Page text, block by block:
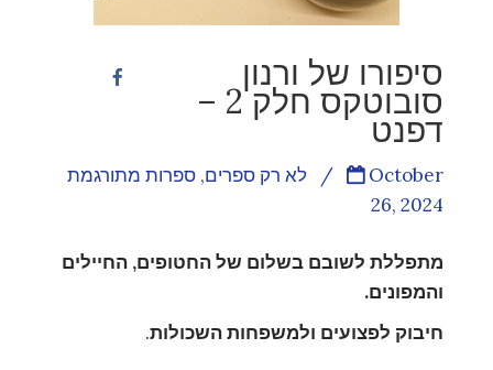
סיפורו של ורנון
סובוטקס חלק 2 –
דפנט
לא רק ספרים,ספרות מתורגמת /
October
26, 2024
מתפללת לשובם בשלום של החטופים, החיילים
והמפונים.
חיבוק לפצועים ולמשפחות השכולות.